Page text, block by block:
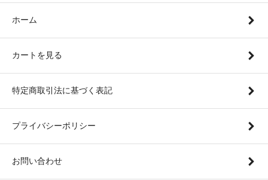
ホーム
カートを見る
特定商取引法に基づく表記
プライバシーポリシー
お問い合わせ